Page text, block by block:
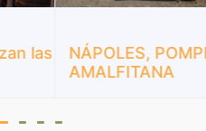
NÁPOLES,
AMALFITANA